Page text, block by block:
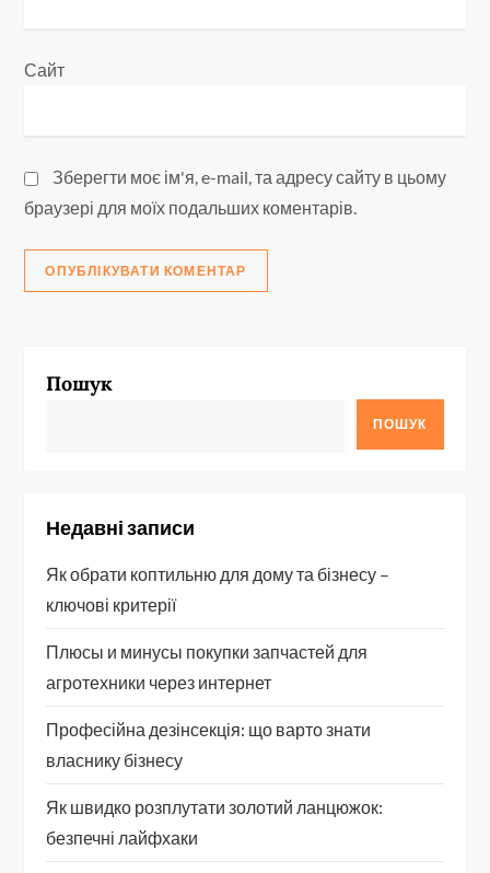
Сайт
Зберегти моє ім'я, e-mail, та адресу сайту в цьому
браузері для моїх подальших коментарів.
Пошук
ПОШУК
Недавні записи
Як обрати коптильню для дому та бізнесу –
ключові критерії
Плюсы и минусы покупки запчастей для
агротехники через интернет
Професійна дезінсекція: що варто знати
власнику бізнесу
Як швидко розплутати золотий ланцюжок:
безпечні лайфхаки